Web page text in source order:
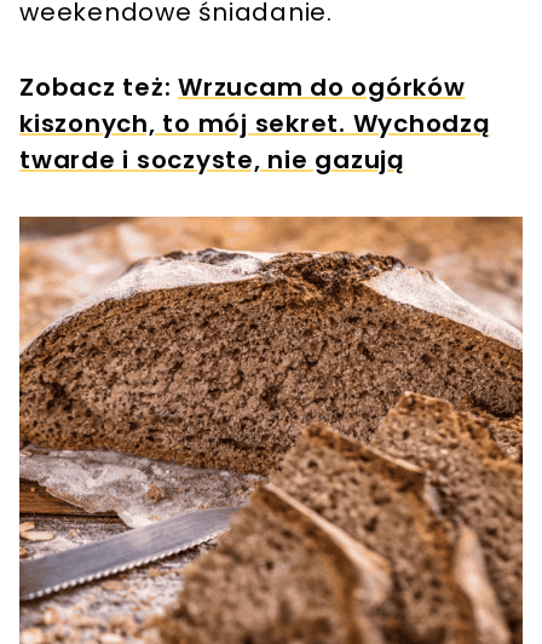
weekendowe śniadanie.
Zobacz też: Wrzucam do ogórków
kiszonych, to mój sekret. Wychodzą
twarde i soczyste, nie gazują